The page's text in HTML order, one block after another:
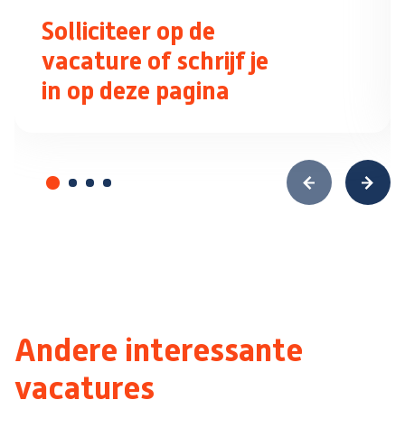
Solliciteer op de
vacature of schrijf je
in op deze pagina
Andere interessante
vacatures